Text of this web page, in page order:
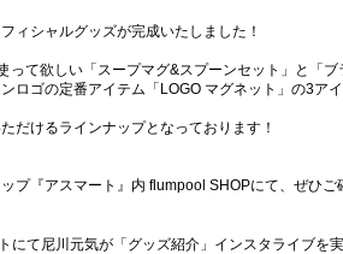
ィシャルグッズが完成いたしました！
て欲しい「スープマグ&スプーンセット」と「ブ
ロゴの定番アイテム「LOGO マグネット」の3ア
だけるラインナップとなっております！
プ『アスマート』内 flumpool SHOPにて、ぜひご
て尼川元気が「グッズ紹介」インスタライブを実